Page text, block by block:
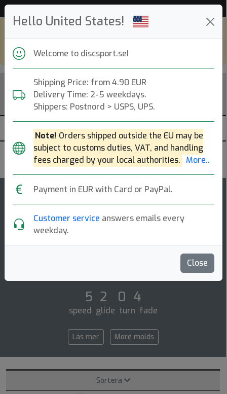
Hello United States!
Welcome to discsport.se!
Shipping Price: from 4.90 EUR
Delivery Time: 2-5 weekdays.
Shippers: Postnord > USPS, UPS.
Note! Orders shipped outside the EU may be
subject to customs duties, VAT, and handling
fees charged by your local authorities. More..
Payment in EUR with Card or PayPal.
Customer service answers emails every
weekday.
Close
go todiscsport.com
Innova
Gator
Innova: the gator is a very reliable overstable mid-
range disc with a predictable finish. the gator delivers
5 2 0 4
speed glide turn fade
Läs mer More molds
Sortera